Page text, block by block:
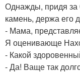
Однажды, придя за
камень, держа его
- Мама,
Я оценивающе
- Какой
- Да! Ваще так